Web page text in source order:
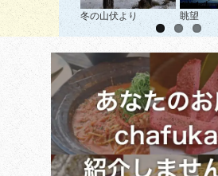
冬の山伏より 眺望